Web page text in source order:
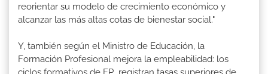
reorientar su modelo de crecimiento económico y
alcanzar las más altas cotas de bienestar social."
Y, también según el Ministro de Educación, la
Formación Profesional mejora la empleabilidad: los